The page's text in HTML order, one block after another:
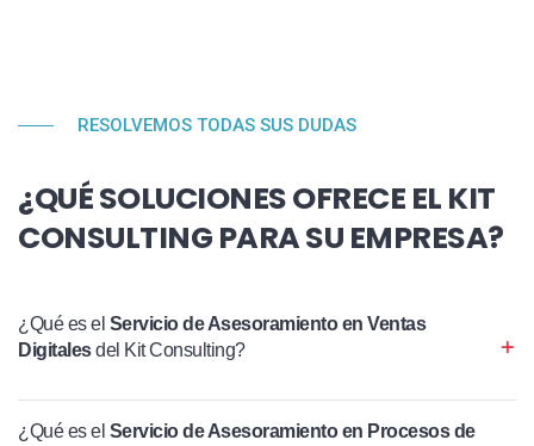
RESOLVEMOS TODAS SUS DUDAS
¿QUÉ SOLUCIONES OFRECE EL KIT
CONSULTING PARA SU EMPRESA?
¿Qué es el Servicio de Asesoramiento en Ventas
Digitalesdel Kit Consulting?
¿Qué es el Servicio de Asesoramiento en Procesos de